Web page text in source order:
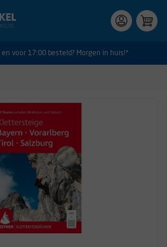
en voor 17:00 besteld? Morgen in huis!*